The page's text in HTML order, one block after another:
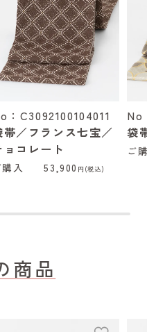
：C3092100104011
帯／フランス七宝／
ョコレート
購入 53,900 円(税込)
No
袋
ご
商品